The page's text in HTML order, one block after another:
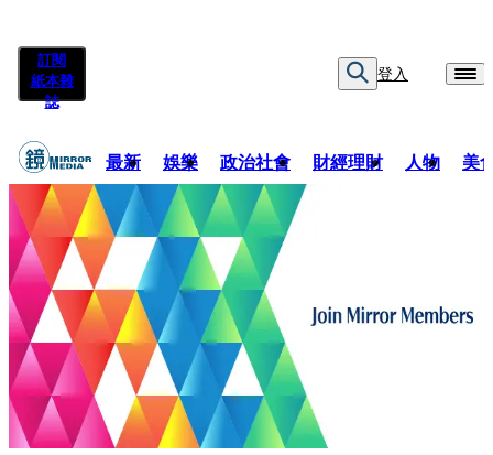
訂閱
紙本雜
誌
登入
最新 娛樂 政治社會 財經理財 人物 美